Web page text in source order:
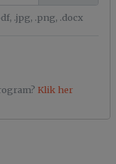
.jpg, .png, .docx
Klik her